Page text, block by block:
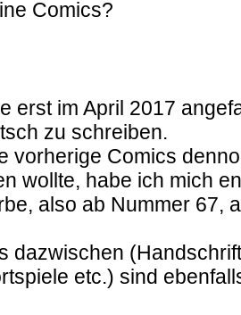
Comics?
erst im April 2017
zu schreiben.
vorherige Comics
wollte, habe ich mich
also ab Nummer 67,
dazwischen
etc.) sind